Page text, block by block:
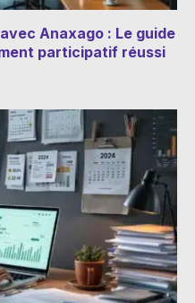
Anaxago : Le guide
participatif réussi